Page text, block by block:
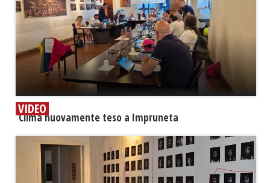
VIDEO
​Clima nuovamente teso a Impruneta